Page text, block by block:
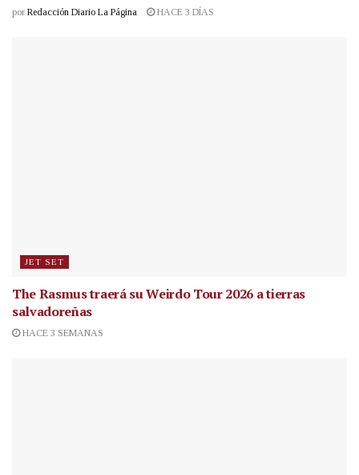
por Redacción Diario La Página HACE 3 DÍAS
JET SET
The Rasmus traerá su Weirdo Tour 2026 a tierras
salvadoreñas
HACE 3 SEMANAS